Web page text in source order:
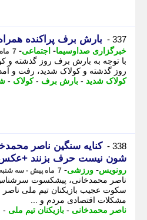
337 - بارش برف پراکنده
خبرگزاری صداوسیما- اجتماعی- 7 ماه پیش - سه شنبه 9 دی 1404، 15:45
با توجه به بارش برف روز گذشته و
روز گذشته و کولاک شدید، رفت و
کولاک شدید - بارش برف -کولاک -
338 -
کنایه سنگین ناصر
شون نیست حرف بزنند
رونویس- ورزشی- 7 ماه پیش - سه شنبه 9 دی 1404، 03:33
ناصر محمدخانی، پیشکسوت سرشناس
سکوت عجیب بازیکنان تیم ملی
مشکلات اقتصادی مردم و ...
ناصر محمدخانی - بازیکنان تیم ملی -